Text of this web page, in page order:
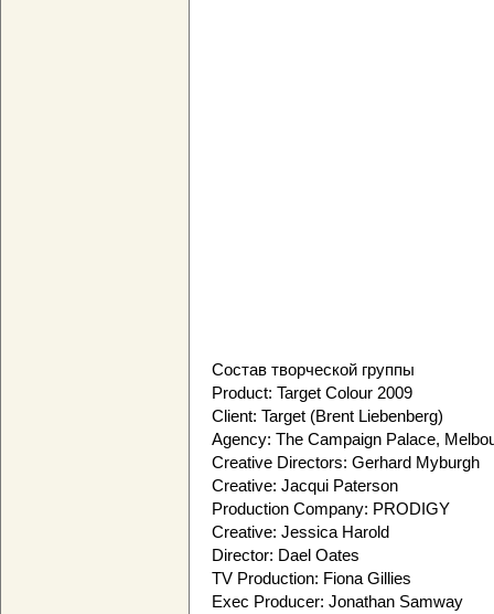
Состав творческой группы
Product: Target Colour 2009
Client: Target (Brent Liebenberg)
Agency: The Campaign Palace,
Creative Directors: Gerhard Myburgh
Creative: Jacqui Paterson
Production Company: PRODIGY
Creative: Jessica Harold
Director: Dael Oates
TV Production: Fiona Gillies
Exec Producer: Jonathan Samway